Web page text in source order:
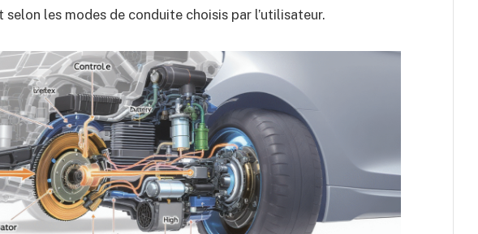
les modes de conduite choisis par l’utilisateur.